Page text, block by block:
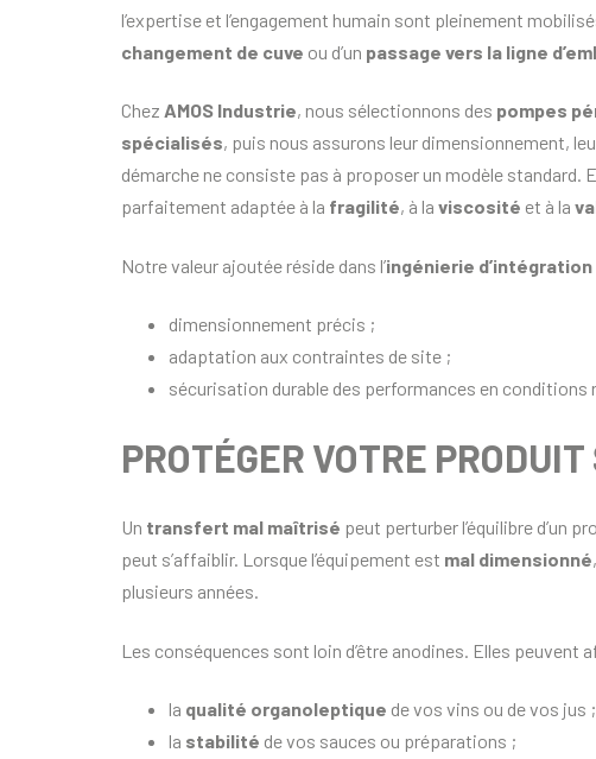
l’expertise et l’engagement humain sont pleinement
changement de cuve ou d’un passage vers la ligne
Chez AMOS Industrie, nous sélectionnons des pompes
spécialisés, puis nous assurons leur dimensionnement,
démarche ne consiste pas à proposer un modèle standard.
parfaitement adaptée à la fragilité, à la viscosité et à la
Notre valeur ajoutée réside dans l’ingénierie d’intégration
dimensionnement précis ;
adaptation aux contraintes de site ;
sécurisation durable des performances en conditions
PROTÉGER VOTRE
Un transfert mal maîtrisé peut perturber l’équilibre d’un
peut s’affaiblir. Lorsque l’équipement est mal dimensionné
plusieurs années.
Les conséquences sont loin d’être anodines. Elles peuvent
la qualité organoleptique de vos vins ou de vos jus ;
la stabilité de vos sauces ou préparations ;